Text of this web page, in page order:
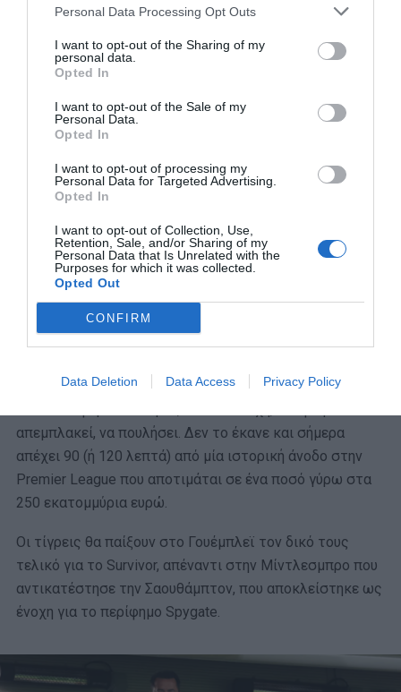
Personal Data Processing Opt Outs
I want to opt-out of the Sharing of my
personal data.
Opted In
I want to opt-out of the Sale of my
Personal Data.
Opted In
I want to opt-out of processing my
Personal Data for Targeted Advertising.
Opted In
I want to opt-out of Collection, Use,
Retention, Sale, and/or Sharing of my
Personal Data that Is Unrelated with the
Purposes for which it was collected.
Opted Out
CONFIRM
Data Deletion Data Access Privacy Policy
και αυτής της φανταστικής ομάδας.
να αποκτήσουν καλές σχέσεις. Ίσως στο μέλλον να
διηγούμαστε στα εγγόνια μας ότι κάποτε ήμασταν μέρος
Στίβος μάχης…
Το μονοπάτι δεν ήταν εύκολο. Η ονειρεμένη άνοδος στην
Premier League, όχι μόνο δεν ήρθε, αλλά πέρσι τέτοια
εποχή, η Χαλ έσωσε την κατηγορία στο τέλος. Πέντε
αλλαγές προπονητή, αρκετές αμφισβητούμενες
μεταγραφές, παχιά λόγια και λίγη ουσία.
απεμπλακεί, να πουλήσει. Δεν το έκανε και σήμερα
απέχει 90 (ή 120 λεπτά) από μία ιστορική άνοδο στην
Premier League που αποτιμάται σε ένα ποσό γύρω στα
250 εκατομμύρια ευρώ.
Οι τίγρεις θα παίξουν στο Γουέμπλεϊ τον δικό τους
τελικό για το Survivor, απέναντι στην Μίντλεσμπρο που
αντικατέστησε την Σαουθάμπτον, που αποκλείστηκε ως
ένοχη για το περίφημο Spygate.